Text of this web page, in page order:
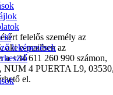
leképezések
felelős személy az
e-mailben az
a +34 611 260 990 számon,
NUM 4 PUERTA L9,
el.